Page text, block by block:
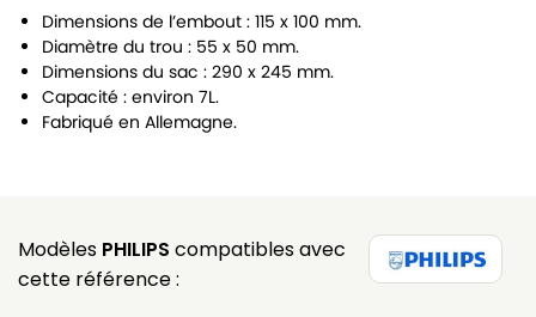
Dimensions de l’embout : 115 x 100 mm.
Diamètre du trou : 55 x 50 mm.
Dimensions du sac : 290 x 245 mm.
Capacité : environ 7L.
Fabriqué en Allemagne.
Modèles PHILIPS compatibles avec
cette référence :